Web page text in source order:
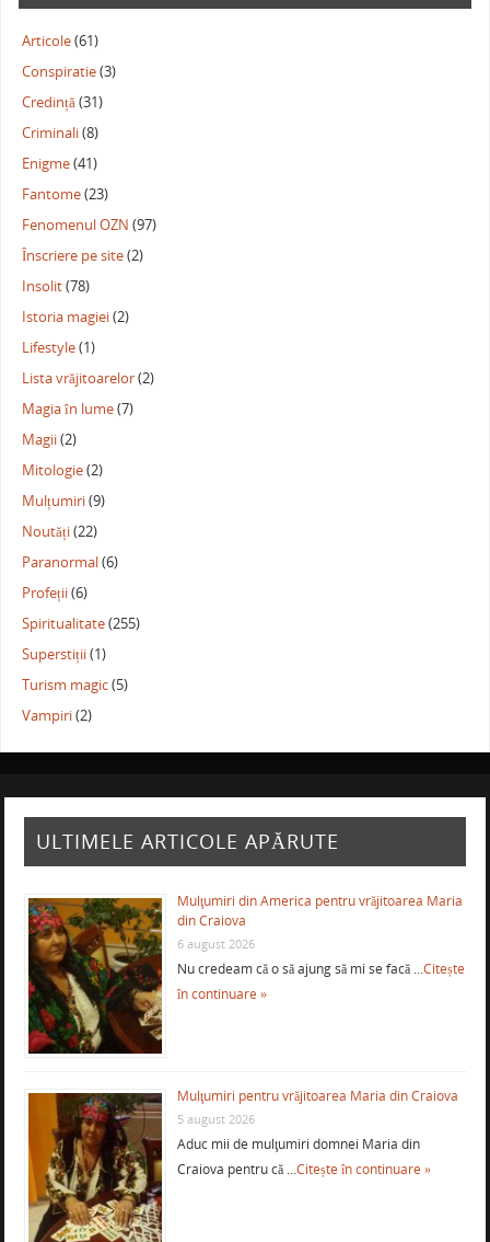
Articole(61)
Conspiratie(3)
Credință(31)
Criminali(8)
Enigme(41)
Fantome(23)
Fenomenul OZN (97)
Înscriere pe site(2)
Insolit(78)
Istoria magiei(2)
Lifestyle(1)
Lista vrăjitoarelor(2)
Magia în lume(7)
Magii(2)
Mitologie(2)
Mulțumiri(9)
Noutăți(22)
Paranormal(6)
Profeții(6)
Spiritualitate(255)
Superstiții(1)
Turism magic(5)
Vampiri(2)
ULTIMELE ARTICOLE APĂRUTE
Mulţumiri din America pentru vrăjitoarea Maria
din Craiova
6 august 2026
Nu credeam că o să ajung să mi se facă …Citește
în continuare »
Mulţumiri pentru vrăjitoarea Maria din Craiova
5 august 2026
Aduc mii de mulţumiri domnei Maria din
Craiova pentru că …Citește în continuare »